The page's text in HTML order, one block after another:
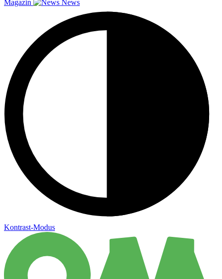
Magazin
News
Kontrast-Modus